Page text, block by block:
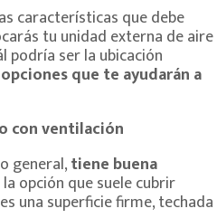
características que debe
tu unidad externa de aire
podría ser la ubicación
opciones que te ayudarán a
con ventilación
general,tiene buena
la opción que suele cubrir
una superficie firme, techada